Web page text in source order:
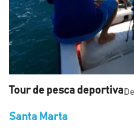
Tour de pesca deportiva
Santa Marta